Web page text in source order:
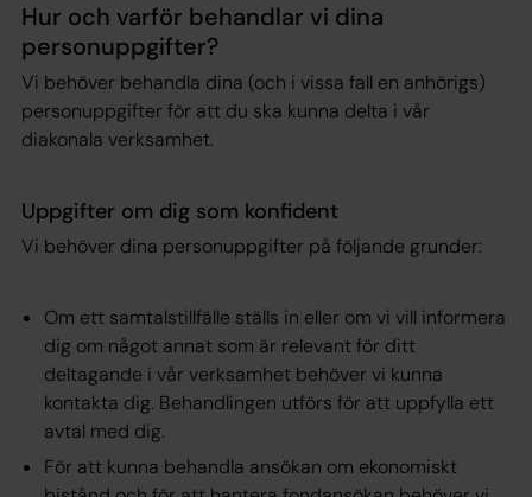
Hur och varför behandlar vi dina
personuppgifter?
Vi behöver behandla dina (och i vissa fall en anhörigs)
personuppgifter för att du ska kunna delta i vår
diakonala verksamhet.
Uppgifter om dig som konfident
Vi behöver dina personuppgifter på följande grunder:
Om ett samtalstillfälle ställs in eller om vi vill informera
dig om något annat som är relevant för ditt
deltagande i vår verksamhet behöver vi kunna
kontakta dig. Behandlingen utförs för att uppfylla ett
avtal med dig.
För att kunna behandla ansökan om ekonomiskt